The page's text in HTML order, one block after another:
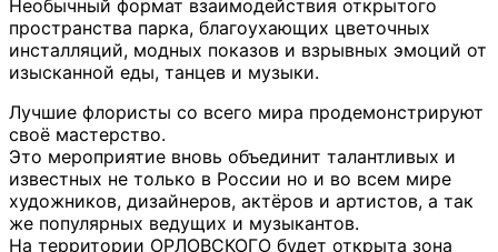
Необычный формат взаимодействия открытого
пространства парка, благоухающих цветочных
инсталляций, модных показов и взрывных эмоций от
изысканной еды, танцев и музыки.
Лучшие флористы со всего мира продемонстрируют
своё мастерство.
Это мероприятие вновь объединит талантливых и
известных не только в России но и во всем мире
художников, дизайнеров, актёров и артистов, а так
же популярных ведущих и музыкантов.
На территории ОРЛОВСКОГО будет открыта зона